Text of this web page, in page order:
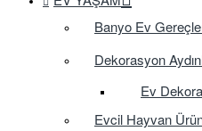
Banyo Ev
Dekorasyon
Ev
Evcil Hayvan